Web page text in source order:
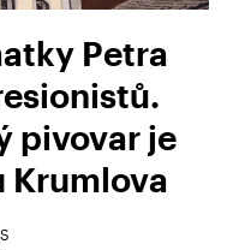
Petra
pivovar je
Krumlova